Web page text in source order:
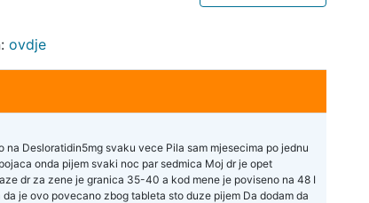
ovdje
Desloratidin5mg svaku vece Pila sam mjesecima po jednu
onda pijem svaki noc par sedmica Moj dr je opet
dr za zene je granica 35-40 a kod mene je poviseno na 48 I
je ovo povecano zbog tableta sto duze pijem Da dodam da